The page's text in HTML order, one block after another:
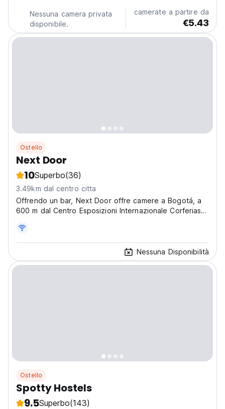
recreation and the security provided by the...
Nessuna camera privata
disponibile.
camerate a partire da
€5.43
Ostello
Next Door
10Superbo(36)
3.49km dal centro citta
Offrendo un bar, Next Door offre camere a Bogotá, a
600 m dal Centro Esposizioni Internazionale Corferias e
Nessuna Disponibilità
Ostello
Spotty Hostels
9.5Superbo(143)